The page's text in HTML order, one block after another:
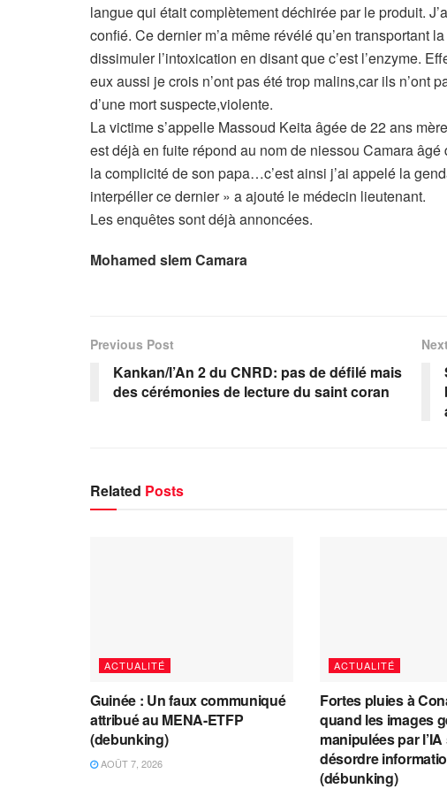
langue qui était complètement déchirée par le produit.
confié. Ce dernier m’a même révélé qu’en transportant
dissimuler l’intoxication en disant que c’est l’enzyme.
eux aussi je crois n’ont pas été trop malins,car ils n’ont
d’une mort suspecte,violente.
La victime s’appelle Massoud Keita âgée de 22 ans
est déjà en fuite répond au nom de niessou Camara âgé
la complicité de son papa…c’est ainsi j’ai appelé la
interpéller ce dernier » a ajouté le médecin lieutenant.
Les enquêtes sont déjà annoncées.
Mohamed slem Camara
Previous Post
Kankan/l’An 2 du CNRD: pas de défilé mais
des cérémonies de lecture du saint coran
Related Posts
ACTUALITÉ
Guinée : Un faux communiqué
attribué au MENA-ETFP
(debunking)
AOÛT 7, 2026
ACTUALITÉ
Fortes pluies à
quand les images
manipulées par
désordre
(débunking)